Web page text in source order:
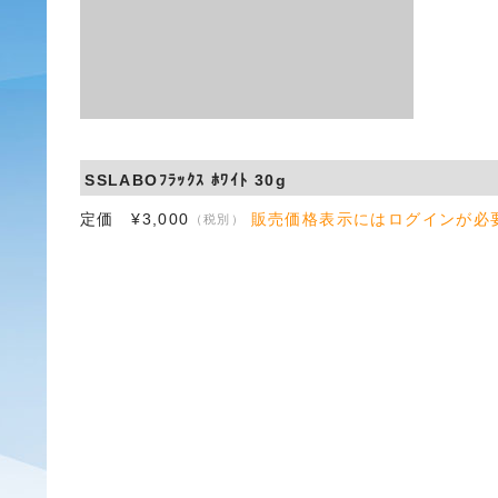
SSLABOﾌﾗｯｸｽ ﾎﾜｲﾄ 30g
定価 ¥3,000 （税別） 販売価格表示にはログインが必